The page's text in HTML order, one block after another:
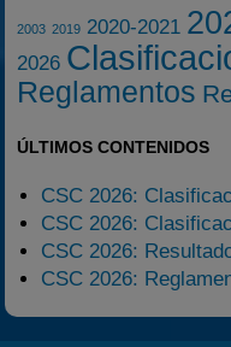
2003 2019 2020-2021
2026
Reglamentos
ÚLTIMOS CONTENIDOS
CSC 2026:
CSC 2026:
CSC 2026:
CSC 2026: